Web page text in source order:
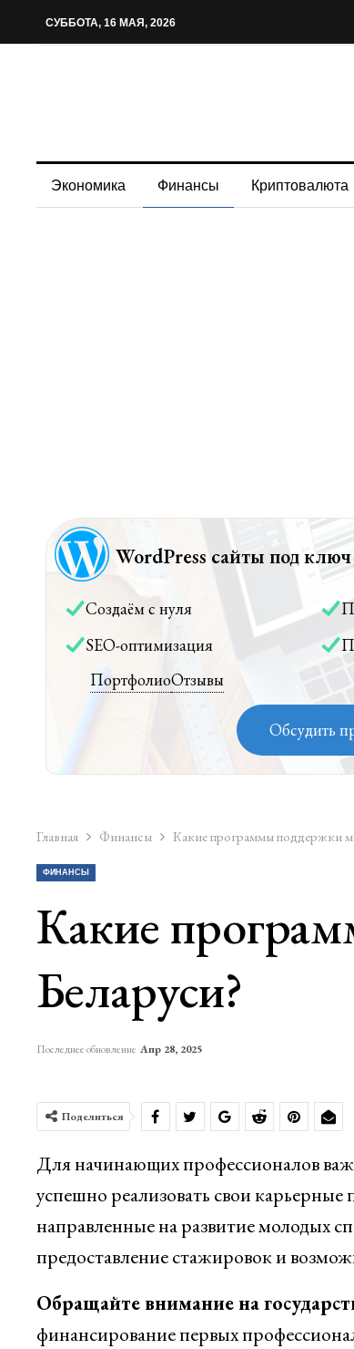
СУББОТА, 16 МАЯ, 2026
Экономика Финансы Криптовалюта
WordPress сайты под ключ
Создаём с нуля
SEO-оптимизация
ПортфолиоОтзывы
Обсудить
Главная Финансы Какие программы поддержки
ФИНАНСЫ
Какие
Беларуси?
Последнее обновление Апр 28, 2025
Поделиться
Для начинающих профессионалов
успешно реализовать свои
направленные на развитие молодых
предоставление стажировок и
Обращайте внимание на
финансирование первых